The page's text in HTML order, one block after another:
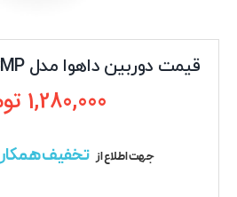
قیمت دوربین داهوا مدل HAC-HFW1400CMP
1,280,000
جهت اطلاع از تخفیف